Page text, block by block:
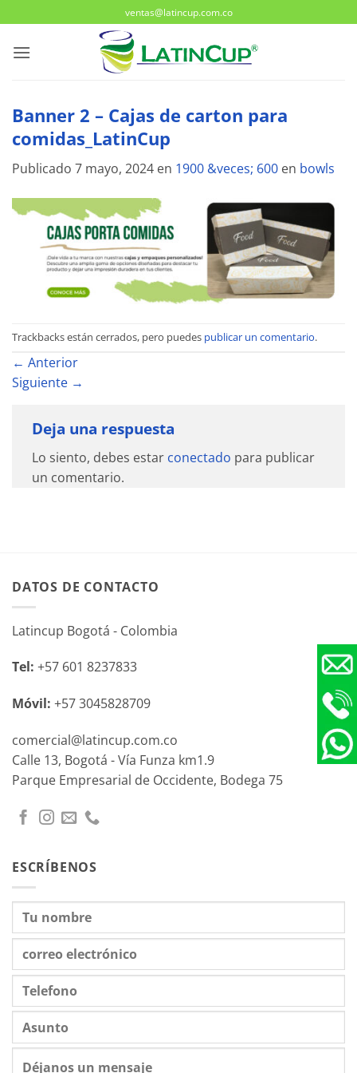
al
contenido
ventas@latincup.com.co
Banner 2 – Cajas de carton para
comidas_LatinCup
Publicado 7 mayo, 2024 en 1900 &veces; 600 en bowls
Trackbacks están cerrados, pero puedes publicar un comentario.
← Anterior
Siguiente →
Deja una respuesta
Lo siento, debes estar conectado para publicar
un comentario.
DATOS DE CONTACTO
Latincup Bogotá - Colombia
Tel: +57 601 8237833
Móvil: +57 3045828709
comercial@latincup.com.co
Calle 13, Bogotá - Vía Funza km1.9
Parque Empresarial de Occidente, Bodega 75
ESCRÍBENOS